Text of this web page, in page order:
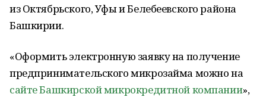
из Октябрьского, Уфы и Белебеевского района
Башкирии.
«Оформить электронную заявку на получение
предпринимательского микрозайма можно на
сайте Башкирской микрокредитной компании»,